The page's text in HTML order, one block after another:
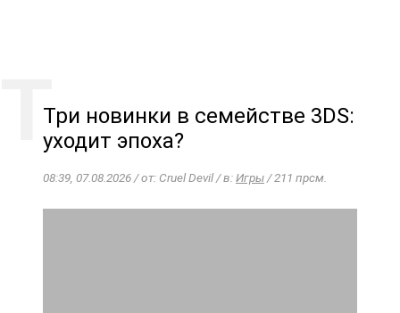
Три новинки в семействе 3DS:
уходит эпоха?
08:39, 07.08.2026 / от: Cruel Devil / в:Игры/ 211 прсм.